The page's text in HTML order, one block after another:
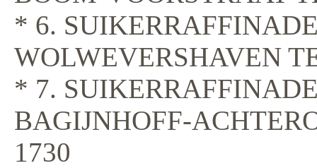
* 6.
WOLWEVERSHAVEN
* 7.
BAGIJNHOFF-
1730